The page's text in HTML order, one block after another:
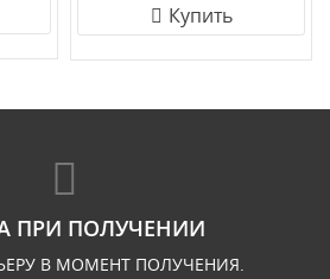
Купить
ПРИ ПОЛУЧЕНИИ
В МОМЕНТ ПОЛУЧЕНИЯ.